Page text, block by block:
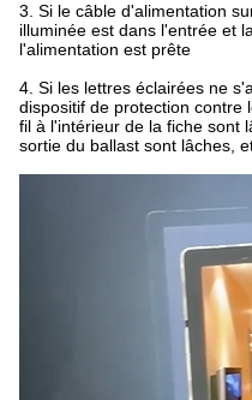
3. Si le câble d'alimentation
illuminée est dans l'entrée et
l'alimentation est prête
4. Si les lettres éclairées ne
dispositif de protection contre
fil à l'intérieur de la fiche sont
sortie du ballast sont lâches,